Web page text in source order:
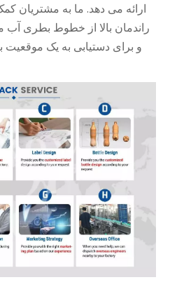
ارائه می دهد. ما به مشتریان
راندمان بالا از خطوط بطری آب
و برای دستیابی به یک موقعیت